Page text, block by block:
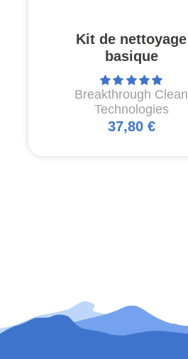
Kit de nettoyage
basique
Breakthrough Clean
Technologies
37,80 €